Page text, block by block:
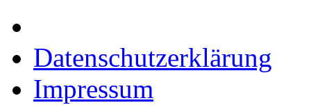
Datenschutzerklärung
Impressum